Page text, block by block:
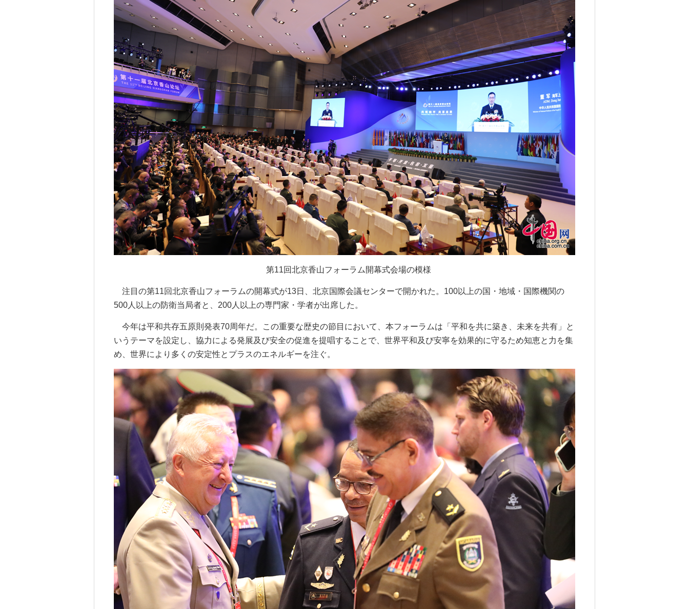
第11回北京香山フォーラム開幕式会場の模様
注目の第11回北京香山フォーラムの開幕式が13日、北京国際会議センターで開かれた。100以上の国・地域・国際機関の
500人以上の防衛当局者と、200人以上の専門家・学者が出席した。
今年は平和共存五原則発表70周年だ。この重要な歴史の節目において、本フォーラムは「平和を共に築き、未来を共有」と
いうテーマを設定し、協力による発展及び安全の促進を提唱することで、世界平和及び安寧を効果的に守るため知恵と力を集
め、世界により多くの安定性とプラスのエネルギーを注ぐ。